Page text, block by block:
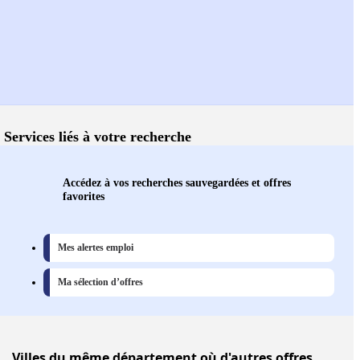
Services liés à votre recherche
Accédez à vos recherches sauvegardées et offres
favorites
Mes alertes emploi
Ma sélection d’offres